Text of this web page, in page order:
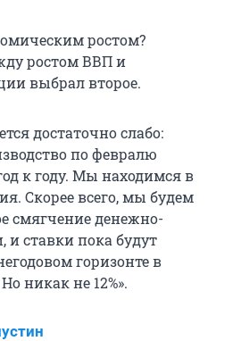
ростом?
ростом ВВП и
выбрал второе.
достаточно слабо:
по февралю
к году. Мы находимся в
Скорее всего, мы будем
смягчение денежно-
ставки пока будут
горизонте в
никак не 12%».